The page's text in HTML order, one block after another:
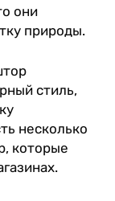
они
природы.
стиль,
несколько
которые